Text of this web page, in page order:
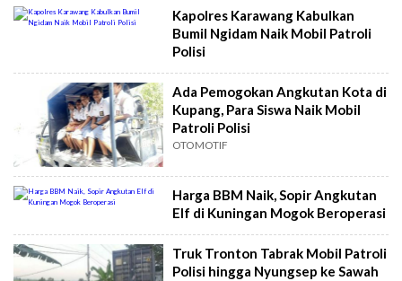
Kapolres Karawang Kabulkan
Bumil Ngidam Naik Mobil Patroli
Polisi
Ada Pemogokan Angkutan Kota di
Kupang, Para Siswa Naik Mobil
Patroli Polisi
OTOMOTIF
Harga BBM Naik, Sopir Angkutan
Elf di Kuningan Mogok Beroperasi
Truk Tronton Tabrak Mobil Patroli
Polisi hingga Nyungsep ke Sawah